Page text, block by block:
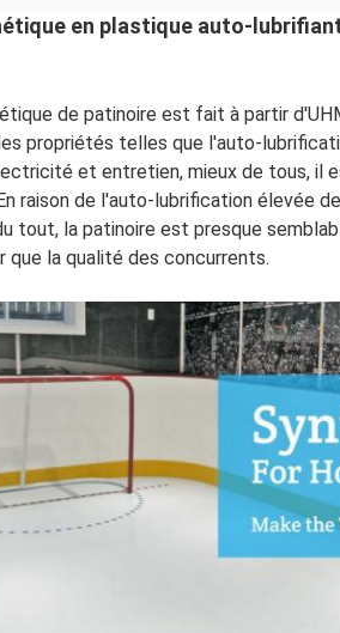
en plastique auto-
de patinoire est fait à partir
propriétés telles que l'auto-
et entretien, mieux de tous, il
raison de l'auto-lubrification élevée
tout, la patinoire est presque
que la qualité des concurrents.